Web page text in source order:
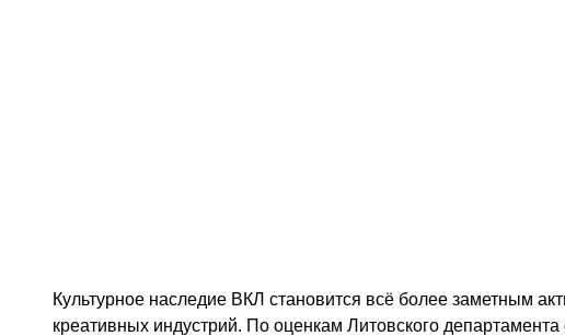
Культурное наследие ВКЛ становится всё более заметным
креативных индустрий. По оценкам Литовского департамента